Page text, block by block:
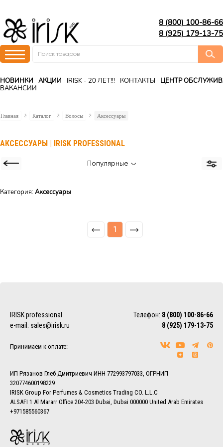
8 (800) 100-86-66
8 (925) 179-13-75
НОВИНКИ АКЦИИ IRISK - 20 ЛЕТ!!! КОНТАКТЫ
ЦЕНТР
ВАКАНСИИ
Главная Каталог Волосы Аксессуары
АКСЕССУАРЫ | IRISK PROFESSIONAL
Популярные
Категория: Аксессуары
1
IRISK professional Телефон: 8 (800) 100-86-66
8 (925) 179-13-75
e-mail: sales@irisk.ru
Принимаем к оплате:
ИП Рязанов Глеб Дмитриевич ИНН 772993797033, ОГРНИП
320774600198229
IRISK Group For Perfumes & Cosmetics Trading CO. L.L.C
ALSAFI 1 Al Mararr Office 204-203 Dubai, Dubai 000000 United Arab Emirates
+971585560367